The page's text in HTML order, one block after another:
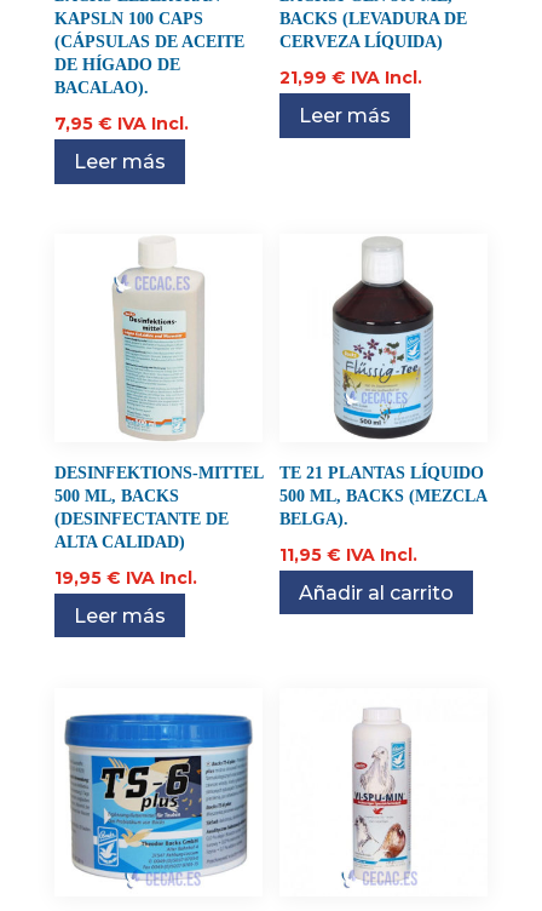
KAPSLN 100 CAPS
(CÁPSULAS DE ACEITE
DE HÍGADO DE
BACALAO).
7,95 € IVA Incl.
Leer más
BACKS (LEVADURA DE
CERVEZA LÍQUIDA)
21,99€ IVA Incl.
Leer más
DESINFEKTIONS-MITTEL
500 ML, BACKS
(DESINFECTANTE DE
ALTA CALIDAD)
19,95 € IVA Incl.
Leer más
TE 21 PLANTAS LÍQUIDO
500 ML, BACKS (MEZCLA
BELGA).
11,95€ IVA Incl.
Añadir al carrito